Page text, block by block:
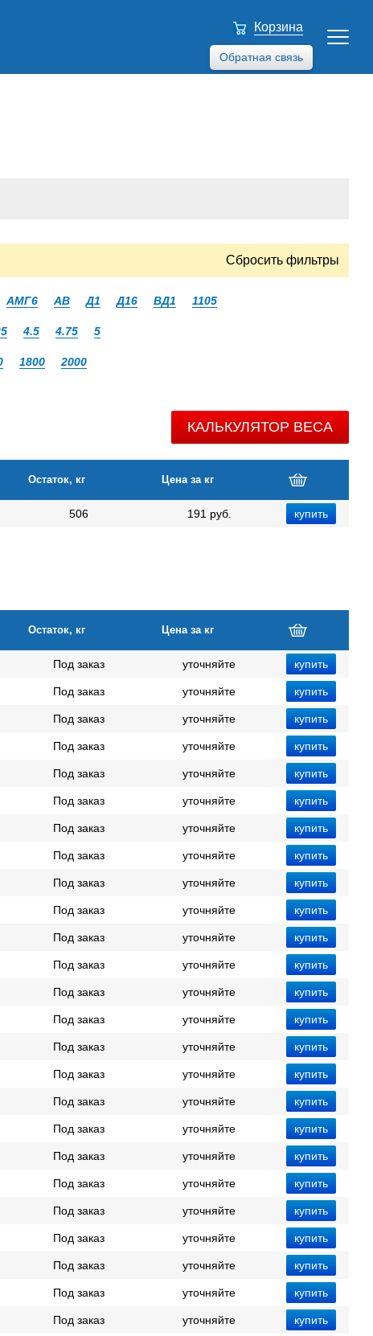
Обратная связь
Корзина
Сбросить фильтры
АМГ6 АВ Д1 Д16 ВД1 1105
4.5 4.75 5
1800 2000
КАЛЬКУЛЯТОР ВЕСА
Остаток, кг Цена за кг
506 191 руб.
Остаток, кг Цена за кг
Под заказ уточняйте
Под заказ уточняйте
Под заказ уточняйте
Под заказ уточняйте
Под заказ уточняйте
Под заказ уточняйте
Под заказ уточняйте
Под заказ уточняйте
Под заказ уточняйте
Под заказ уточняйте
Под заказ уточняйте
Под заказ уточняйте
Под заказ уточняйте
Под заказ уточняйте
Под заказ уточняйте
Под заказ уточняйте
Под заказ уточняйте
Под заказ уточняйте
Под заказ уточняйте
Под заказ уточняйте
Под заказ уточняйте
Под заказ уточняйте
Под заказ уточняйте
Под заказ уточняйте
Под заказ уточняйте